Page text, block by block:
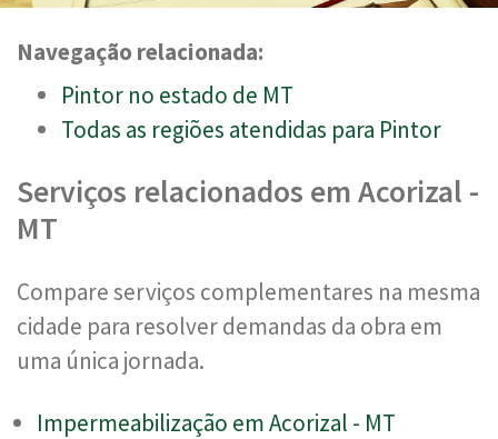
Navegação relacionada:
Pintor no estado de MT
Todas as regiões atendidas para Pintor
Serviços relacionados em Acorizal -
MT
Compare serviços complementares na mesma
cidade para resolver demandas da obra em
uma única jornada.
Impermeabilização em Acorizal - MT